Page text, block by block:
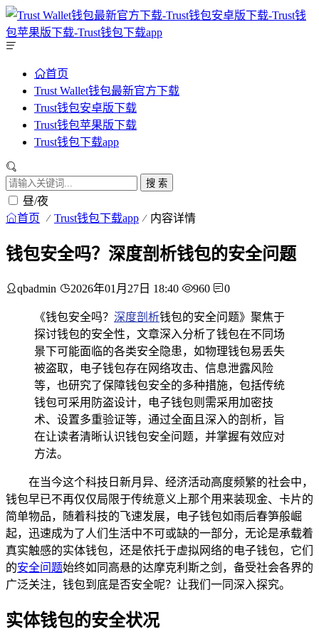
首页
Trust Wallet钱包最新官方下载
Trust钱包安卓版下载
Trust钱包苹果版下载
Trust钱包下载app
搜 索
昼/夜
首页 Trust钱包下载app 内容详情
钱包安全吗？深度剖析钱包的安全问题
qbadmin 2026年01月27日 18:40 960 0
《钱包安全吗？ 深度剖析钱包的安全问题》聚焦于
探讨钱包的安全性，文章深入分析了钱包在不同场
景下可能面临的各类安全隐患，如物理钱包易丢失
被盗取，电子钱包存在网络攻击、信息泄露风险
等，也研究了保障钱包安全的多种措施，包括传统
钱包可采用防盗设计，电子钱包则需采用加密技
术、设置多重验证等，通过全面且深入的剖析，旨
在让读者清晰认识钱包安全问题，并掌握有效应对
方法。
在当今这个科技日新月异、经济活动高度频繁的社会中，
钱包早已不再仅仅局限于传统意义上那个用来装现金、卡片的
简单物品，随着科技的飞速发展，电子钱包如雨后春笋般崛
起，迅速成为了人们生活中不可或缺的一部分，无论是承载着
真实触感的实体钱包，还是依托于虚拟网络的电子钱包，它们
的安全问题始终如同高悬的达摩克利斯之剑，备受社会各界的
广泛关注，钱包到底是否安全呢？让我们一同深入探究。
实体钱包的安全状况